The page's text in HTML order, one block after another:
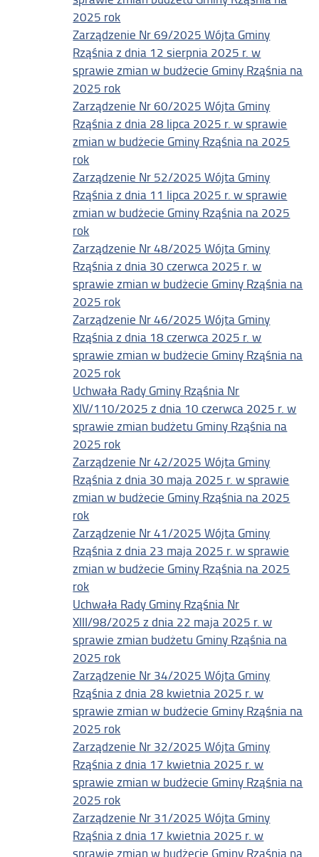
2025 rok
Zarządzenie Nr 69/2025 Wójta Gminy
Rząśnia z dnia 12 sierpnia 2025 r. w
sprawie zmian w budżecie Gminy Rząśnia na
2025 rok
Zarządzenie Nr 60/2025 Wójta Gminy
Rząśnia z dnia 28 lipca 2025 r. w sprawie
zmian w budżecie Gminy Rząśnia na 2025
rok
Zarządzenie Nr 52/2025 Wójta Gminy
Rząśnia z dnia 11 lipca 2025 r. w sprawie
zmian w budżecie Gminy Rząśnia na 2025
rok
Zarządzenie Nr 48/2025 Wójta Gminy
Rząśnia z dnia 30 czerwca 2025 r. w
sprawie zmian w budżecie Gminy Rząśnia na
2025 rok
Zarządzenie Nr 46/2025 Wójta Gminy
Rząśnia z dnia 18 czerwca 2025 r. w
sprawie zmian w budżecie Gminy Rząśnia na
2025 rok
Uchwała Rady Gminy Rząśnia Nr
XIV/110/2025 z dnia 10 czerwca 2025 r. w
sprawie zmian budżetu Gminy Rząśnia na
2025 rok
Zarządzenie Nr 42/2025 Wójta Gminy
Rząśnia z dnia 30 maja 2025 r. w sprawie
zmian w budżecie Gminy Rząśnia na 2025
rok
Zarządzenie Nr 41/2025 Wójta Gminy
Rząśnia z dnia 23 maja 2025 r. w sprawie
zmian w budżecie Gminy Rząśnia na 2025
rok
Uchwała Rady Gminy Rząśnia Nr
XIII/98/2025 z dnia 22 maja 2025 r. w
sprawie zmian budżetu Gminy Rząśnia na
2025 rok
Zarządzenie Nr 34/2025 Wójta Gminy
Rząśnia z dnia 28 kwietnia 2025 r. w
sprawie zmian w budżecie Gminy Rząśnia na
2025 rok
Zarządzenie Nr 32/2025 Wójta Gminy
Rząśnia z dnia 17 kwietnia 2025 r. w
sprawie zmian w budżecie Gminy Rząśnia na
2025 rok
Zarządzenie Nr 31/2025 Wójta Gminy
Rząśnia z dnia 17 kwietnia 2025 r. w
sprawie zmian w budżecie Gminy Rząśnia na